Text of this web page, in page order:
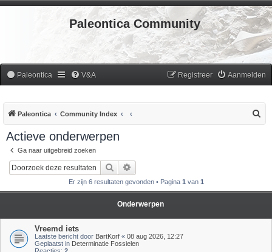
Paleontica Community
Paleontica V&A Aanmelden
Registreer
Paleontica Community Index
Actieve onderwerpen
Ga naar uitgebreid zoeken
Zoek
Er zijn 6 resultaten gevonden • Pagina 1 van 1
Onderwerpen
Vreemd iets
Laatste bericht door BartKorf « 08 aug 2026, 12:27
Geplaatst in Determinatie Fossielen
Reacties: 2